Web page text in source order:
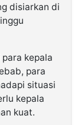
disiarkan di
kepala
para
situasi
kepala
kuat.